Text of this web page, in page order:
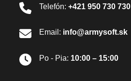
Telefón: +421 950 730 730
Email: info@armysoft.sk
Po - Pia: 10:00 – 15:00